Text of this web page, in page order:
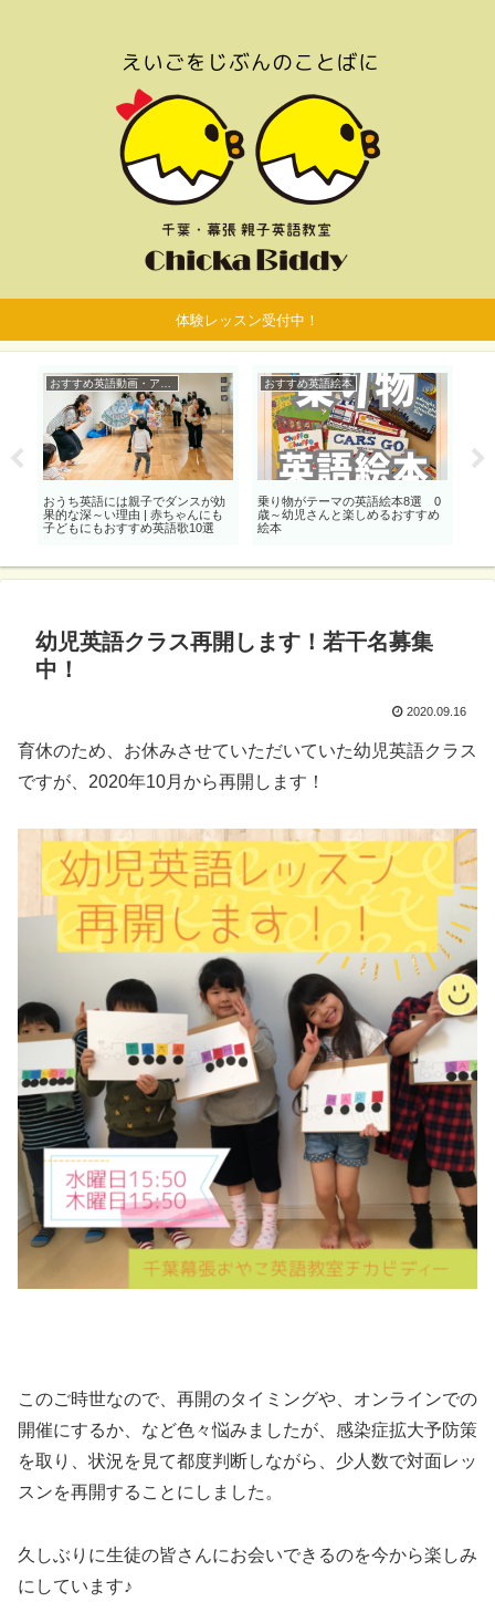
体験レッスン受付中！
おうち英語には親子でダンスが効
果的な深～い理由 | 赤ちゃんにも
子どもにもおすすめ英語歌10選
おすすめ英語絵本
乗り物がテーマの英語絵本8選 0
歳～幼児さんと楽しめるおすすめ
絵本
幼児英語クラス再開します！若干名募集
中！
2020.09.16
育休のため、お休みさせていただいていた幼児英語クラス
ですが、2020年10月から再開します！
このご時世なので、再開のタイミングや、オンラインでの
開催にするか、など色々悩みましたが、感染症拡大予防策
を取り、状況を見て都度判断しながら、少人数で対面レッ
スンを再開することにしました。
久しぶりに生徒の皆さんにお会いできるのを今から楽しみ
にしています♪